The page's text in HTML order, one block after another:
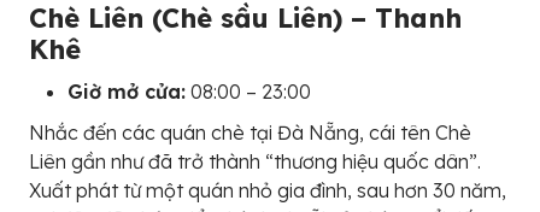
Chè Liên (Chè sầu Liên) – Thanh
Khê
Giờ mở cửa: 08:00 – 23:00
Nhắc đến các quán chè tại Đà Nẵng, cái tên Chè
Liên gần như đã trở thành “thương hiệu quốc dân”.
Xuất phát từ một quán nhỏ gia đình, sau hơn 30 năm,